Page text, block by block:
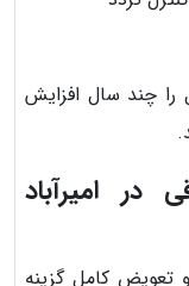
را چند سال افزایش
امیرآباد
تعویض کامل گزینه